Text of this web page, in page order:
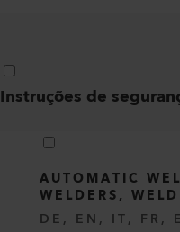
Instruções de
AUTOMATIC
WELDERS,
DE, EN, IT, FR,